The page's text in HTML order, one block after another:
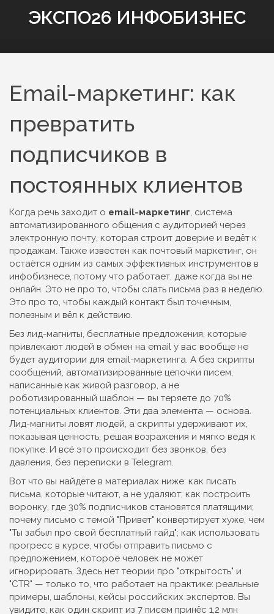
ЭКСПО26 ИНФОБИЗНЕС
Email-маркетинг: как
превратить
подписчиков в
постоянных клиентов
Когда речь заходит о email-маркетинг, система
автоматизированного общения с аудиторией через
электронную почту, которая строит доверие и ведёт к
продажам. Также известен как почтовый маркетинг, он
остаётся одним из самых эффективных инструментов в
инфобизнесе, потому что работает, даже когда вы не
онлайн. Это не про то, чтобы слать письма раз в неделю.
Это про то, чтобы каждый контакт был точечным,
полезным и вёл к действию.
Без лид-магниты, бесплатные предложения, которые
привлекают людей в обмен на email у вас вообще не
будет аудитории для email-маркетинга. А без скрипты
сообщений, автоматизированные цепочки писем,
написанные как живой разговор, а не
роботизированный шаблон — вы теряете до 70%
потенциальных клиентов. Эти два элемента — основа.
Лид-магниты ловят людей, а скрипты удерживают их,
показывая ценность, решая возражения и мягко ведя к
покупке. И всё это происходит без звонков, без
давления, без переписки в Telegram.
Вот что вы найдёте в материалах ниже: как писать
письма, которые читают, а не удаляют; как построить
воронку, где 30% подписчиков становятся платящими;
почему письмо с темой "Привет" конвертирует хуже, чем
"Ты забыл про свой бесплатный гайд"; как использовать
прогресс в курсе, чтобы отправить письмо с
предложением, которое человек не может
игнорировать. Здесь нет теории про "открытость" и
"CTR" — только то, что работает на практике: реальные
примеры, шаблоны, кейсы российских экспертов. Вы
увидите, как один скрипт из 7 писем принёс 1,2 млн